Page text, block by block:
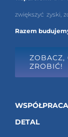
zwiększyć zyski,
Razem
ZOBACZ,
ZROBIĆ!
DETAL